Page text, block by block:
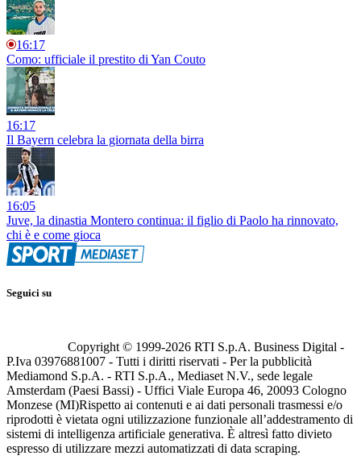
16:17
Como: ufficiale il prestito di Yan Couto
16:17
Il Bayern celebra la giornata della birra
16:05
Juve, la dinastia Montero continua: il figlio di Paolo ha rinnovato,
chi è e come gioca
Seguici su
Copyright © 1999-2026 RTI S.p.A. Business Digital -
P.Iva 03976881007 - Tutti i diritti riservati - Per la pubblicità
Mediamond S.p.A. - RTI S.p.A., Mediaset N.V., sede legale
Amsterdam (Paesi Bassi) - Uffici Viale Europa 46, 20093 Cologno
Monzese (MI)Rispetto ai contenuti e ai dati personali trasmessi e/o
riprodotti è vietata ogni utilizzazione funzionale all’addestramento di
sistemi di intelligenza artificiale generativa. È altresì fatto divieto
espresso di utilizzare mezzi automatizzati di data scraping.